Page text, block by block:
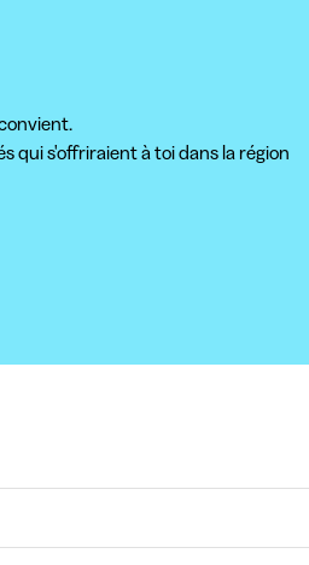
qui s'offriraient à toi dans la région